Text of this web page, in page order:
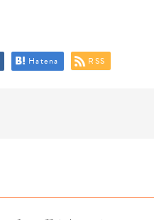
Hatena RSS